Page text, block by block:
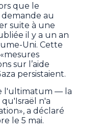
que le
au
suite à une
il y a un an
Uni. Cette
sur l’aide
persistaient.
l'ultimatum — la
n'a
a déclaré
le 5 mai.